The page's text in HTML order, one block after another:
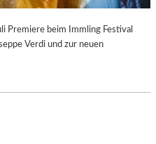
Premiere beim Immling Festival
Verdi und zur neuen